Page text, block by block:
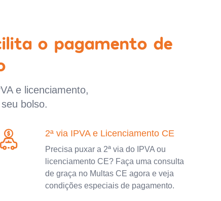
o pagamento de
e licenciamento,
bolso.
2ª via IPVA e Licenciamento CE
Precisa puxar a 2ª via do IPVA ou
licenciamento CE? Faça uma consulta
de graça no Multas CE agora e veja
condições especiais de pagamento.